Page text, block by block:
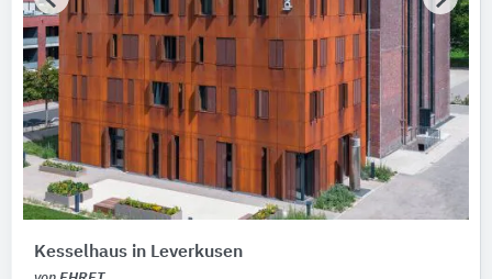
Kesselhaus in Leverkusen